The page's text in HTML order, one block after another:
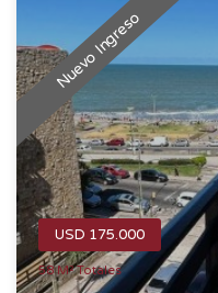
Nuevo Ingreso
USD 175.000
58 M² Totales